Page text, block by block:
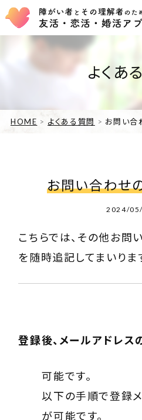
よくあ
HOME よくある質問 お問い合
お問い合わせ
2024/
こちらでは、その他お問
を随時追記してまいりま
登録後、メールアドレス
可能です。
以下の手順で登録
が可能です。